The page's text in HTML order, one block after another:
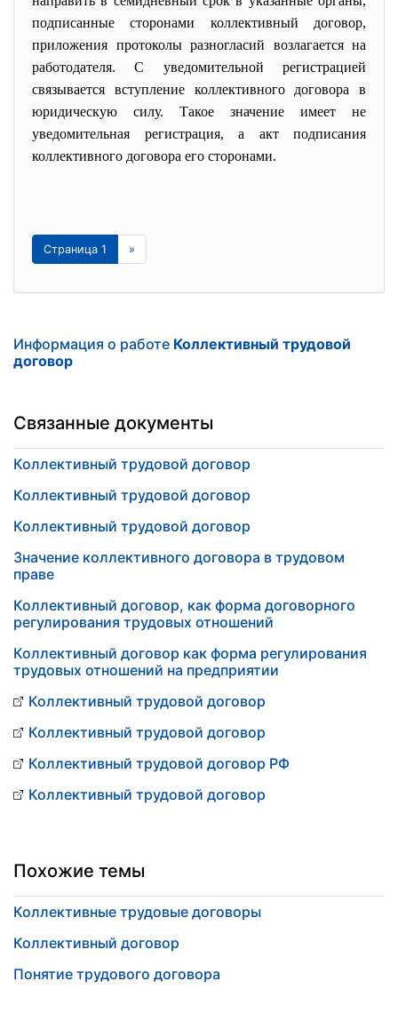
подписанные сторонами коллективный договор,
приложения протоколы разногласий возлагается на
работодателя. С уведомительной регистрацией
связывается вступление коллективного договора в
юридическую силу. Такое значение имеет не
уведомительная регистрация, а акт подписания
коллективного договора его сторонами.
Страница 1 »
Информация о работе Коллективный трудовой
договор
Связанные документы
Коллективный трудовой договор
Коллективный трудовой договор
Коллективный трудовой договор
Значение коллективного договора в трудовом
праве
Коллективный договор, как форма договорного
регулирования трудовых отношений
Коллективный договор как форма регулирования
трудовых отношений на предприятии
Коллективный трудовой договор
Коллективный трудовой договор
Коллективный трудовой договор РФ
Коллективный трудовой договор
Похожие темы
Коллективные трудовые договоры
Коллективный договор
Понятие трудового договора